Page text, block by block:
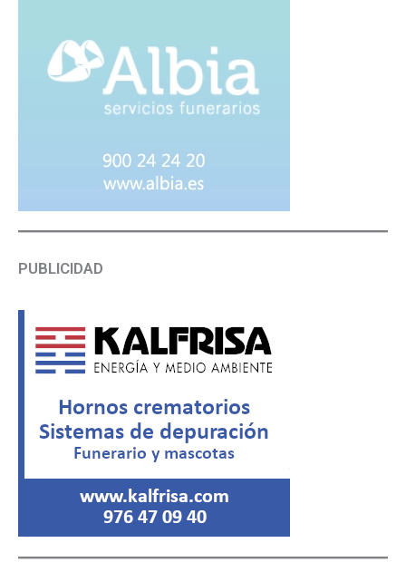
PUBLICIDAD